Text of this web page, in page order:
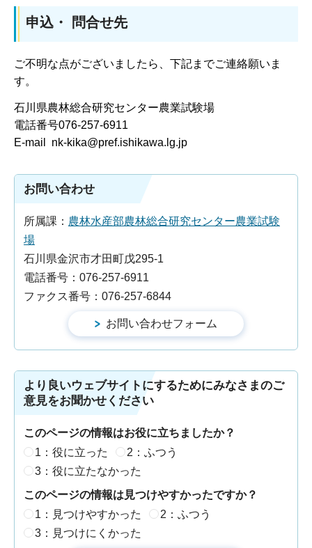
申込・ 問合せ先
ご不明な点がございましたら、下記までご連絡願いま
す。
石川県農林総合研究センター農業試験場
電話番号076-257-6911
E-mail nk-kika@pref.ishikawa.lg.jp
お問い合わせ
所属課： 農林水産部農林総合研究センター農業試験
場
石川県金沢市才田町戊295-1
電話番号：076-257-6911
ファクス番号：076-257-6844
より良いウェブサイトにするためにみなさまのご
意見をお聞かせください
このページの情報はお役に立ちましたか？
1：役に立った
2：ふつう
3：役に立たなかった
このページの情報は見つけやすかったですか？
1：見つけやすかった
2：ふつう
3：見つけにくかった